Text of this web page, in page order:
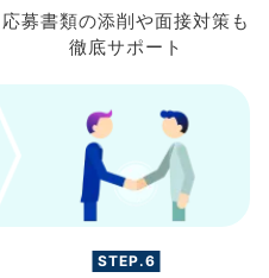
応募書類の添削や面接対策も
徹底サポート
STEP.6